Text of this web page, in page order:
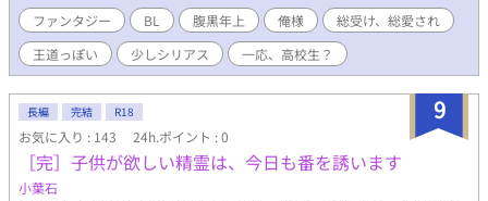
ファンタジー BL 腹黒年上 俺様
総受け、総愛され
王道っぽい
少しシリアス 一応、高校生？
9
長編 完結 R18
お気に入り : 143 24h.ポイント : 0
［完］子供が欲しい精霊は、今日も番を誘います
小葉石